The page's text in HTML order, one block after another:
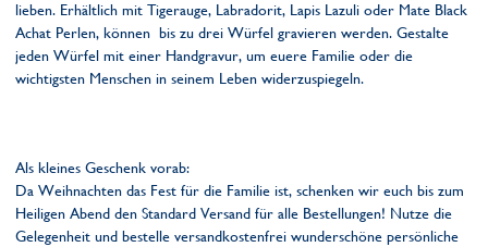
lieben. Erhältlich mit Tigerauge, Labradorit, Lapis Lazuli oder Mate Black
Achat Perlen, können bis zu drei Würfel gravieren werden. Gestalte
jeden Würfel mit einer Handgravur, um euere Familie oder die
wichtigsten Menschen in seinem Leben widerzuspiegeln.
Als kleines Geschenk vorab:
Da Weihnachten das Fest für die Familie ist, schenken wir euch bis zum
Heiligen Abend den Standard Versand für alle Bestellungen! Nutze die
Gelegenheit und bestelle versandkostenfrei wunderschöne persönliche